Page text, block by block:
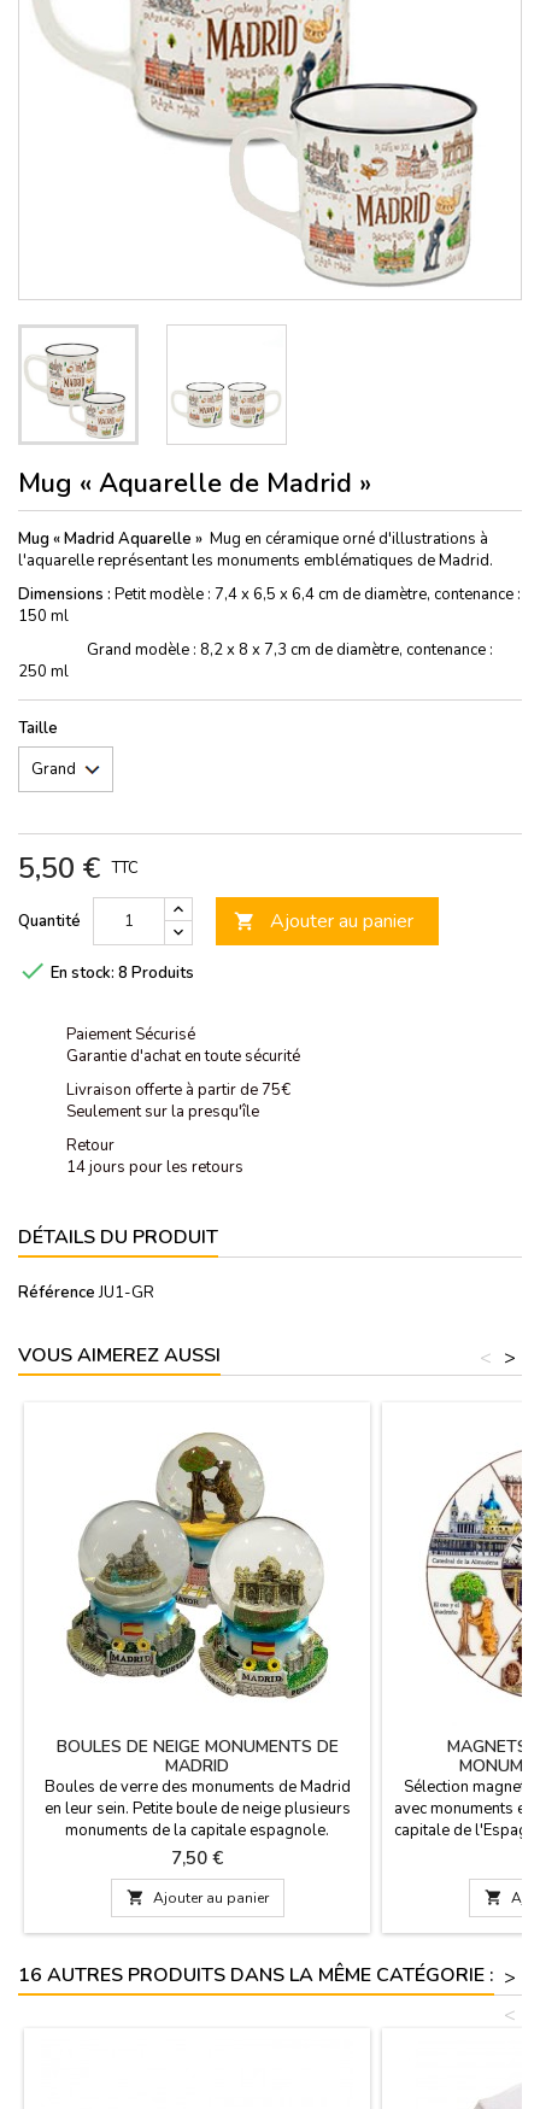
Mug « Aquarelle de Madrid »
Mug « Madrid Aquarelle » Mug en céramique orné d'illustrations à
l'aquarelle représentant les monuments emblématiques de Madrid.
Dimensions : Petit modèle : 7,4 x 6,5 x 6,4 cm de diamètre, contenance :
150 ml
Grand modèle : 8,2 x 8 x 7,3 cm de diamètre, contenance :
250 ml
Taille
5,50 € TTC
Quantité  Ajouter au panier
 En stock: 8 Produits
Paiement Sécurisé
Garantie d'achat en toute sécurité
Livraison offerte à partir de 75€
Seulement sur la presqu'île
Retour
14 jours pour les retours
DÉTAILS DU PRODUIT
Référence JU1-GR
VOUS AIMEREZ AUSSI >
<
BOULES DE NEIGE MONUMENTS DE
MADRID
Boules de verre des monuments de Madrid
en leur sein. Petite boule de neige plusieurs
monuments de la capitale espagnole.
Plusieurs modèles au choix. Idéal comme un
souvenir de votre séjour en
Espagne.Dimensions: 8 cm de diamètre
(base) x 9 cm (haut) x 4,5 cm diam.
Prix
7,50 €
 Ajouter au panier
MAGNETS
Sélection
avec monuments et
capitale de
chaque moment
modèles
intéressé à
somme,

16 AUTRES PRODUITS DANS LA MÊME CATÉGORIE : >
<